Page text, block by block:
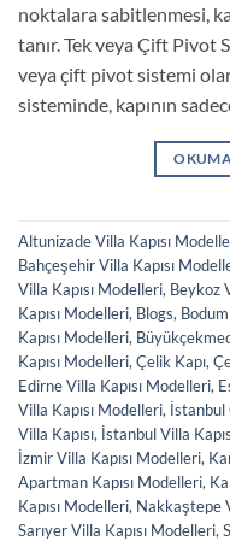
noktalara sabitlenmesi,
tanır. Tek veya Çift Pivot
veya çift pivot sistemi
sisteminde, kapının
Altunizade Villa Kapısı
Bahçeşehir Villa Kapısı
Villa Kapısı Modelleri, Beykoz
Kapısı Modelleri, Blogs,
Kapısı Modelleri,
Kapısı Modelleri, Çelik Kapı,
Edirne Villa Kapısı Modelleri,
Villa Kapısı Modelleri, İstanbul
Villa Kapısı, İstanbul Villa
İzmir Villa Kapısı Modelleri,
Apartman Kapısı Modelleri,
Kapısı Modelleri, Nakkaştepe
Sarıyer Villa Kapısı Modelleri,